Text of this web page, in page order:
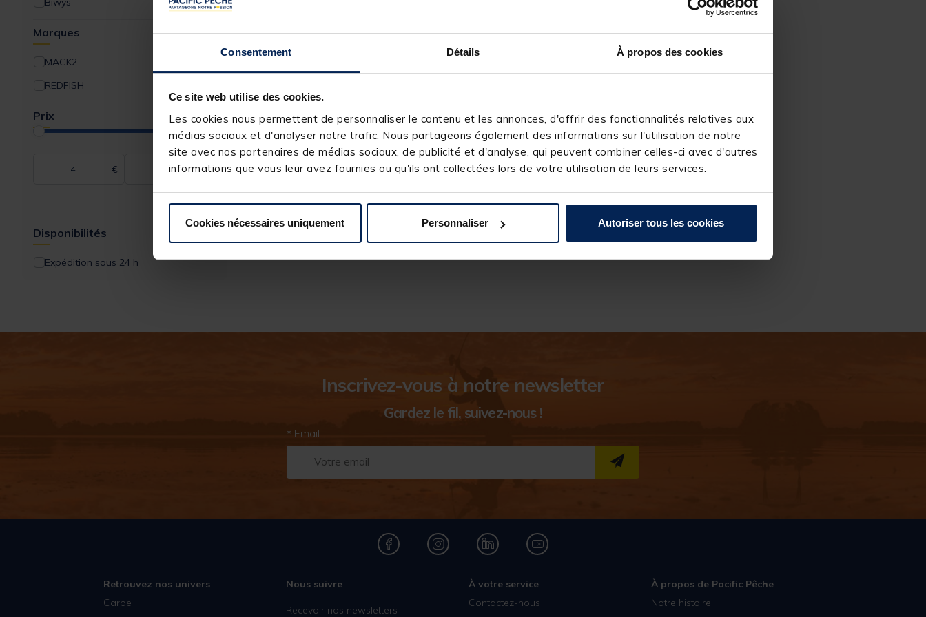
Consentement Détails À propos des cookies
Ce site web utilise des cookies.
Les cookies nous permettent de personnaliser le contenu et les annonces, d'offrir des fonctionnalités relatives aux
médias sociaux et d'analyser notre trafic. Nous partageons également des informations sur l'utilisation de notre
site avec nos partenaires de médias sociaux, de publicité et d'analyse, qui peuvent combiner celles-ci avec d'autres
informations que vous leur avez fournies ou qu'ils ont collectées lors de votre utilisation de leurs services.
Cookies nécessaires uniquement Personnaliser Autoriser tous les cookies
Marques
MACK2
REDFISH
Prix
€ €
Disponibilités
Expédition sous 24 h
Inscrivez-vous à notre newsletter
Gardez le fil, suivez-nous !
* Email
S''INSCRIRE
Retrouvez nos univers
Carpe
Nous suivre
Recevoir nos newsletters
À votre service
Contactez-nous
À propos de Pacific Pêche
Notre histoire